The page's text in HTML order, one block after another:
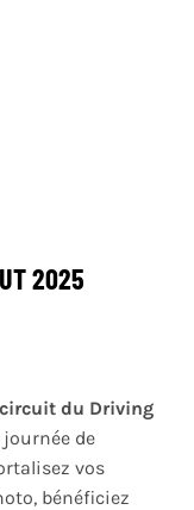
2025
du Driving
journée de
vos
bénéficiez